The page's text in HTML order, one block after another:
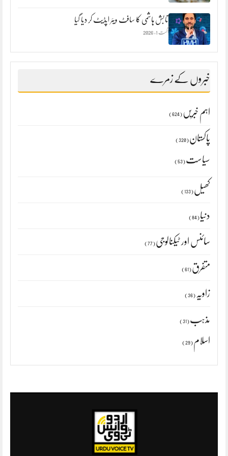
تابش ہاشمی کا سافٹ ویئر اپڈیٹ کر دیا گیا
اگست 1, 2026
خبروں کے زمرے
اہم خبریں (624)
پاکستان (320)
سیاست (53)
کھیل (133)
دنیا (84)
سائنس اور ٹیکنالوجی (77)
متفرق (61)
زاویہ (36)
مذہب (31)
اسلام (29)